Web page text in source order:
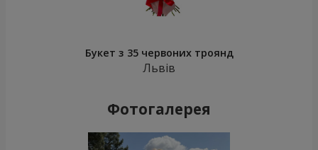
Букет з 35 червоних троянд
Львів
Фотогалерея